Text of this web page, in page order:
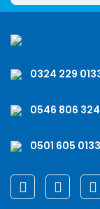
0324 229
0546 806
0501 605 0133